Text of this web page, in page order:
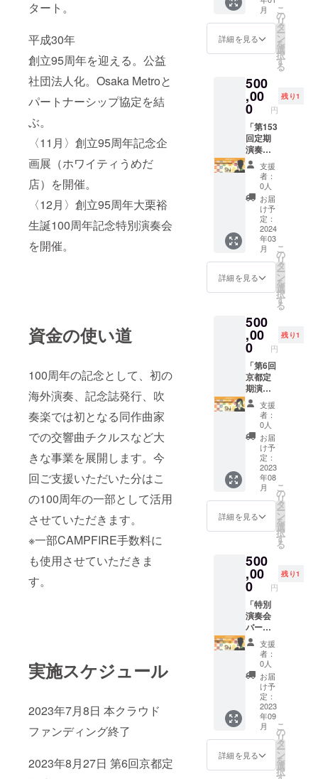
タート。
平成30年
創立95周年を迎える。公益
社団法人化。Osaka Metroと
パートナーシップ協定を結
ぶ。
〈11月〉創立95周年記念企
画展（ホワイティうめだ
店）を開催。
〈12月〉創立95周年大栗裕
生誕100周年記念特別演奏会
を開催。
資金の使い道
100周年の記念として、初の
海外演奏、記念誌発行、吹
奏楽では初となる同作曲家
での交響曲チクルスなど大
きな事業を展開します。今
回ご支援いただいた分はこ
の100周年の一部として活用
させていただきます。
※一部CAMPFIRE手数料に
も使用させていただきま
す。
実施スケジュール
2023年7月8日 本クラウド
ファンディング終了
2023年8月27日 第6回京都定
挨拶が
可能で
す。 本
番はお
ご鑑賞
可能で
す。（S
席をご
用意し
ます
が、舞
台袖で
奏者の
見送り
等も可
能で
す。）
ロビー
でご来
場者の
お迎え
見送り
が可能
専属の
秘書が
帯同い
たしま
す。
指揮：
齊藤 一
郎 会場
には一
が可能
です。
個室の
楽屋を
ご用意
いたし
ます。
ゲネプ
ロ前に
楽員に
向けて
ご挨拶
が可能
です。
本番は
お好き
な場所
でご鑑
賞可能
ご用意
します
が、舞
台袖で
奏者の
見送り
等も可
能で
す。）
ロビー
でご来
場者の
お迎え
見送り
が可能
です。
当日は
専属の
秘書が
す。
お過ご
しくだ
さい！
本番はS
ただけ
ま
す！】
第152回
定期演
奏会 日
時：
2024年
1月28日
(日)
14:00開
演 会
場：
ザ・シ
ンフォ
ニー
ホール
指揮：
ダグラ
ク 会場
には一
番初め
に入館
が可能
です。
個室の
楽屋を
ご用意
いたし
ます。
ゲネプ
ロ前に
楽員に
向けて
ご挨拶
が可能
です。
本番は
でご鑑
賞可能
です。
（S席を
ご用意
します
が、舞
台袖で
奏者の
見送り
等も可
能で
す。）
ロビー
でご来
場者の
お迎え
見送り
が可能
月
詳細を見る
こ
の
リ
タ
ー
ン
を
選
択
す
る
500
,00
0 円
残り1
「第153
回定期
演奏
会」 1
日楽団
長プラ
ン 【演
奏会当
日、1日
楽団長
として
お過ご
しくだ
さい！
本番はS
ただけ
ま
す！】
第153回
定期演
奏会 日
時：
2024年
3月23日
(土)
14:00開
演 会
場：
ザ・シ
ンフォ
ニー
ホール
指揮：
宮川 彬
場には
一番初
めに入
館が可
能で
す。 個
室の楽
屋をご
用意い
たしま
す。 ゲ
ネプロ
前に楽
員に向
けてご
挨拶が
可能で
す。 本
番はお
支援
者：
0人
お届
け予
定：
2024
年03
月
詳細を見る
こ
の
リ
タ
ー
ン
を
選
択
す
る
500
,00
0 円
残り1
「第6回
京都定
期演奏
会」 1
日楽団
長プラ
ン 【演
奏会当
日、1日
楽団長
として
お過ご
しくだ
さい！
本番はS
ただけ
ま
す！】
第6回京
都定期
演奏会
日時：
2023年
8月27日
(日)
14:00開
演 会
場：京
都コン
サート
ホール
大ホー
ル 指
揮：ダ
支援
者：
0人
お届
け予
定：
2023
年08
月
詳細を見る
こ
の
リ
タ
ー
ン
を
選
択
す
る
500
,00
0 円
残り1
「特別
演奏会
バーン
ズ・チ
クルス
Vol.1」
1日楽団
長プラ
奏会当
日、1日
楽団長
として
お過ご
しくだ
支援
者：
0人
お届
け予
定：
2023
年09
月
詳細を見る
こ
の
リ
タ
ー
ン
を
選
択